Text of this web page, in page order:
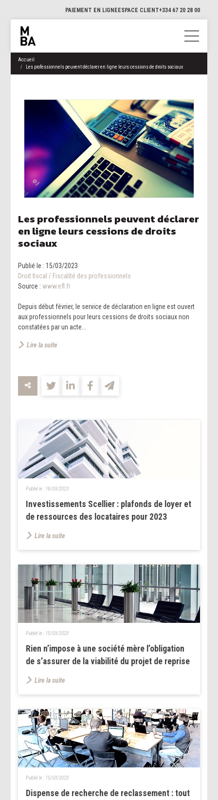
PAIEMENT EN LIGNEESPACE CLIENT+334 67 20 28 00
Accueil
Les professionnels peuvent déclarer en ligne leurs cessions de droits sociaux
Les professionnels peuvent déclarer
en ligne leurs cessions de droits
sociaux
Publié le :15/03/2023
Droit fiscal / Fiscalité des professionnels
Source : www.efl.fr
Depuis début février, le service de déclaration en ligne est ouvert
aux professionnels pour leurs cessions de droits sociaux non
constatées par un acte...
Lire la suite
Investissements Scellier : plafonds de loyer et
de ressources des locataires pour 2023
Publié le : 16/03/2023
Lire la suite
Rien n’impose à une société mère l’obligation
de s’assurer de la viabilité du projet de reprise
Publié le : 15/03/2023
Lire la suite
Dispense de recherche de reclassement : tout
Publié le : 15/03/2023